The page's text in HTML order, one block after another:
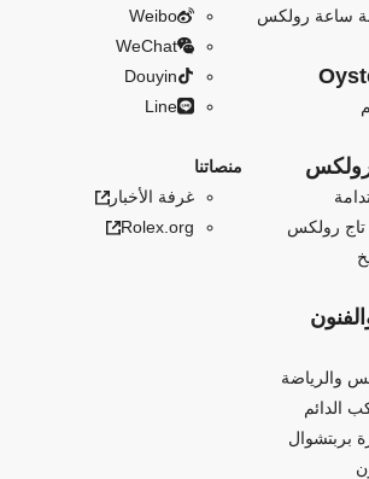
ساعة رولكس
تاج رولكس
والرياضة
الدائم
بربتشوال
Weibo
WeChat
Douyin
Line
منصاتنا
غرفة الأخبار
Rolex.org